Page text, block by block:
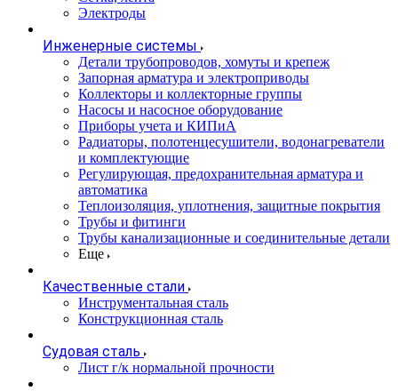
Электроды
Инженерные системы
Детали трубопроводов, хомуты и крепеж
Запорная арматура и электроприводы
Коллекторы и коллекторные группы
Насосы и насосное оборудование
Приборы учета и КИПиА
Радиаторы, полотенцесушители, водонагреватели
и комплектующие
Регулирующая, предохранительная арматура и
автоматика
Теплоизоляция, уплотнения, защитные покрытия
Трубы и фитинги
Трубы канализационные и соединительные детали
Еще
Качественные стали
Инструментальная сталь
Конструкционная сталь
Судовая сталь
Лист г/к нормальной прочности